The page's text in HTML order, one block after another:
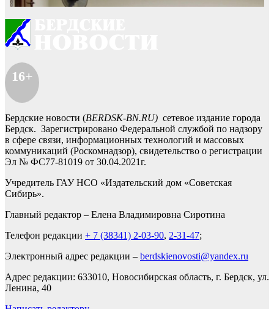
16+
Бердские новости (BERDSK-BN.RU) сетевое издание города
Бердск. Зарегистрировано Федеральной службой по надзору
в сфере связи, информационных технологий и массовых
коммуникаций (Роскомнадзор), свидетельство о регистрации
Эл № ФС77-81019 от 30.04.2021г.
Учредитель ГАУ НСО «Издательский дом «Советская
Сибирь».
Главный редактор – Елена Владимировна Сиротина
Телефон редакции + 7 (38341) 2-03-90, 2-31-47;
Электронный адрес редакции – berdskienovosti@yandex.ru
Адрес редакции: 633010, Новосибирская область, г. Бердск, ул.
Ленина, 40